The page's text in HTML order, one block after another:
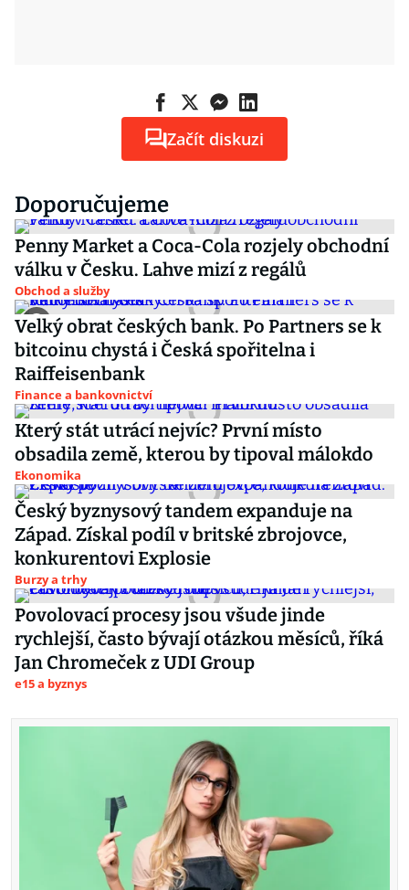
Začít diskuzi
Doporučujeme
Penny Market a Coca-Cola rozjely obchodní
válku v Česku. Lahve mizí z regálů
Obchod a služby
Velký obrat českých bank. Po Partners se k
bitcoinu chystá i Česká spořitelna i
Raiffeisenbank
Finance a bankovnictví
Který stát utrácí nejvíc? První místo
obsadila země, kterou by tipoval málokdo
Ekonomika
Český byznysový tandem expanduje na
Západ. Získal podíl v britské zbrojovce,
konkurentovi Explosie
Burzy a trhy
Povolovací procesy jsou všude jinde
rychlejší, často bývají otázkou měsíců, říká
Jan Chromeček z UDI Group
e15 a byznys